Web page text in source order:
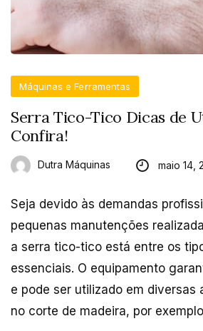
Máquinas e Ferramentas
Serra Tico-Tico Dicas de
Confira!
Dutra Máquinas maio 14,
Seja devido às demandas
pequenas manutenções
a serra tico-tico está entre os
essenciais. O equipamento
e pode ser utilizado em diversas
no corte de madeira, por